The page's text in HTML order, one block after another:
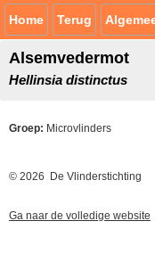
Home Terug
Alsemvedermot
Hellinsia distinctus
Groep: Microvlinders
© 2026 De Vlinderstichting
Ga naar de volledige website